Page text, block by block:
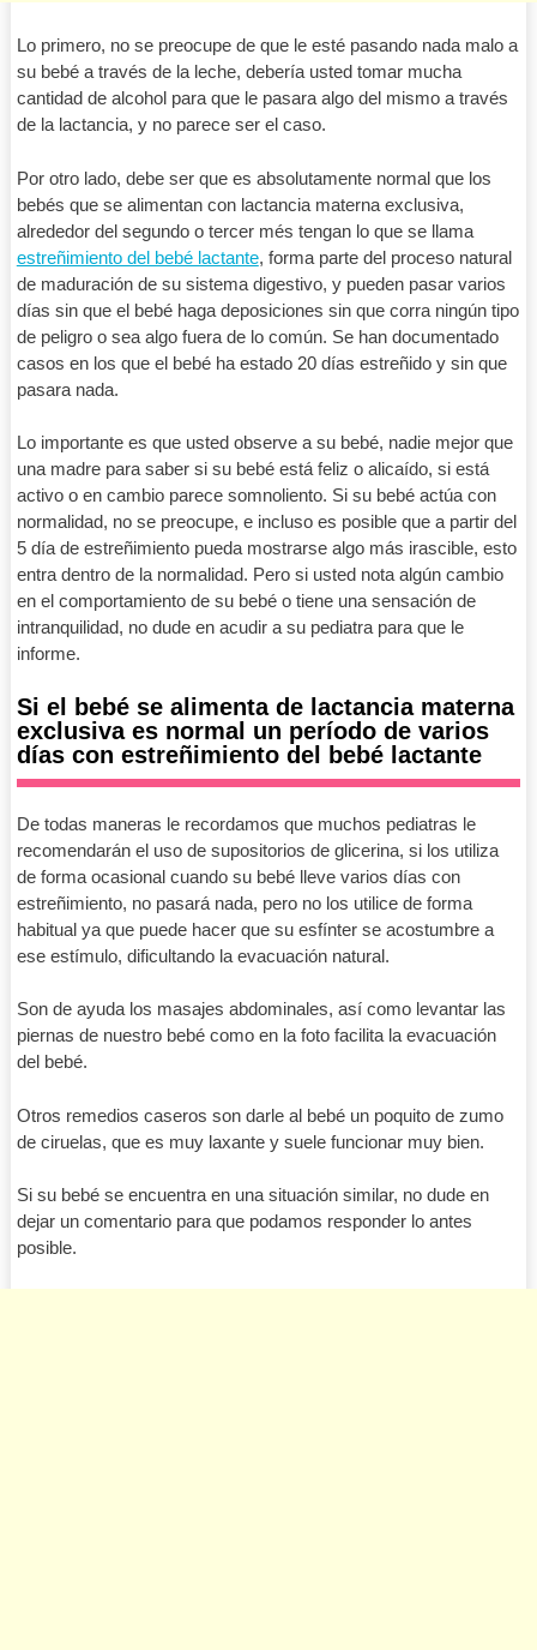
Lo primero, no se preocupe de que le esté pasando nada malo a
su bebé a través de la leche, debería usted tomar mucha
cantidad de alcohol para que le pasara algo del mismo a través
de la lactancia, y no parece ser el caso.
Por otro lado, debe ser que es absolutamente normal que los
bebés que se alimentan con lactancia materna exclusiva,
alrededor del segundo o tercer més tengan lo que se llama
estreñimiento del bebé lactante, forma parte del proceso natural
de maduración de su sistema digestivo, y pueden pasar varios
días sin que el bebé haga deposiciones sin que corra ningún tipo
de peligro o sea algo fuera de lo común. Se han documentado
casos en los que el bebé ha estado 20 días estreñido y sin que
pasara nada.
Lo importante es que usted observe a su bebé, nadie mejor que
una madre para saber si su bebé está feliz o alicaído, si está
activo o en cambio parece somnoliento. Si su bebé actúa con
normalidad, no se preocupe, e incluso es posible que a partir del
5 día de estreñimiento pueda mostrarse algo más irascible, esto
entra dentro de la normalidad. Pero si usted nota algún cambio
en el comportamiento de su bebé o tiene una sensación de
intranquilidad, no dude en acudir a su pediatra para que le
informe.
Si el bebé se alimenta de lactancia materna
exclusiva es normal un período de varios
días con estreñimiento del bebé lactante
De todas maneras le recordamos que muchos pediatras le
recomendarán el uso de supositorios de glicerina, si los utiliza
de forma ocasional cuando su bebé lleve varios días con
estreñimiento, no pasará nada, pero no los utilice de forma
habitual ya que puede hacer que su esfínter se acostumbre a
ese estímulo, dificultando la evacuación natural.
Son de ayuda los masajes abdominales, así como levantar las
piernas de nuestro bebé como en la foto facilita la evacuación
del bebé.
Otros remedios caseros son darle al bebé un poquito de zumo
de ciruelas, que es muy laxante y suele funcionar muy bien.
Si su bebé se encuentra en una situación similar, no dude en
dejar un comentario para que podamos responder lo antes
posible.